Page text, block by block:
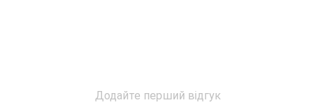
Додайте перший відгук